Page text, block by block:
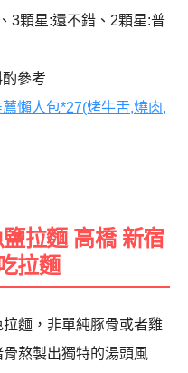
3顆星:還不錯、2顆星:普
參考
懶人包*27(烤牛舌,燒肉,
拉麵 高橋 新宿
拉麵
麵，非單純豚骨或者雞
熬製出獨特的湯頭風